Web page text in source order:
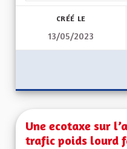
CRÉÉ LE
13/05/2023
Une ecotaxe sur
trafic poids lourd